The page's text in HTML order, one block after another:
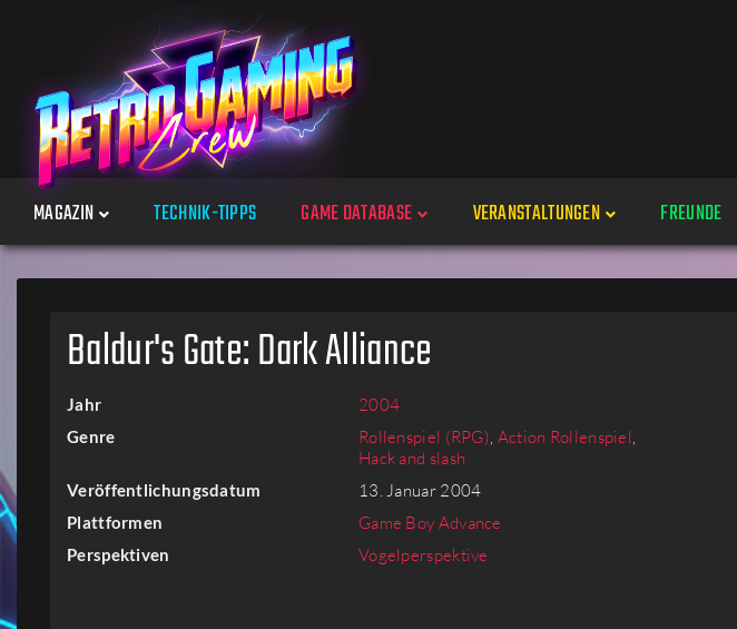
MAGAZIN TECHNIK-TIPPS GAME DATABASE
Spiele
Plattformen
VERANSTALTUNGEN
Veranstaltungen
Veranstaltungsorte
FREUNDE
Baldur's Gate: Dark Alliance
Jahr 2004
Genre Rollenspiel (RPG), Action Rollenspiel,
Hack and slash
Veröffentlichungsdatum 13. Januar 2004
Plattformen Game Boy Advance
Perspektiven Vogelperspektive